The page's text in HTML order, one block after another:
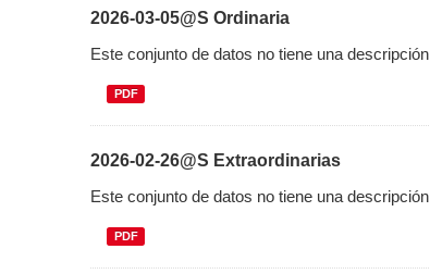
2026-03-05@S Ordinaria
Este conjunto de datos no tiene una descripción
PDF
2026-02-26@S Extraordinarias
Este conjunto de datos no tiene una descripción
PDF